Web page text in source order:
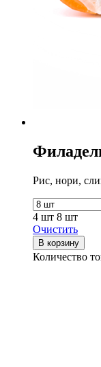
Рис, нори,
4 шт 8 шт
Очистить
В корзину
Количество